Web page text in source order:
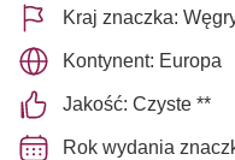
Kraj znaczka:
Kontynent: Europa
Jakość: Czyste **
Rok wydania